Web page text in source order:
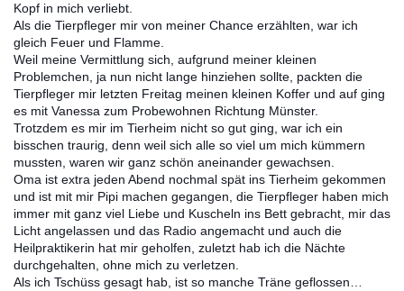
Kopf in mich verliebt.
Als die Tierpfleger mir von meiner Chance erzählten, war ich
gleich Feuer und Flamme.
Weil meine Vermittlung sich, aufgrund meiner kleinen
Problemchen, ja nun nicht lange hinziehen sollte, packten die
Tierpfleger mir letzten Freitag meinen kleinen Koffer und auf ging
es mit Vanessa zum Probewohnen Richtung Münster.
Trotzdem es mir im Tierheim nicht so gut ging, war ich ein
bisschen traurig, denn weil sich alle so viel um mich kümmern
mussten, waren wir ganz schön aneinander gewachsen.
Oma ist extra jeden Abend nochmal spät ins Tierheim gekommen
und ist mit mir Pipi machen gegangen, die Tierpfleger haben mich
immer mit ganz viel Liebe und Kuscheln ins Bett gebracht, mir das
Licht angelassen und das Radio angemacht und auch die
Heilpraktikerin hat mir geholfen, zuletzt hab ich die Nächte
durchgehalten, ohne mich zu verletzen.
Als ich Tschüss gesagt hab, ist so manche Träne geflossen…